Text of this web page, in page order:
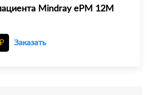
Mindray еРМ 12М
₽ Заказать